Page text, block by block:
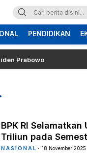
PENDIDIKAN
BPK RI Selamatkan
Triliun pada
NASIONAL 18 November 2025